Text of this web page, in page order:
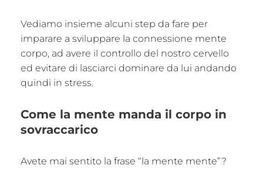
Vediamo insieme alcuni step da fare per
imparare a sviluppare la connessione mente
corpo, ad avere il controllo del nostro cervello
ed evitare di lasciarci dominare da lui andando
quindi in stress.
Come la mente manda il corpo in
sovraccarico
Avete mai sentito la frase “la mente mente”?